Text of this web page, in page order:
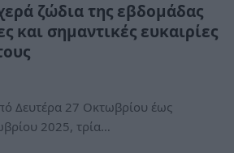
ζώδια της εβδομάδας
και σημαντικές ευκαιρίες
Δευτέρα 27 Οκτωβρίου έως
2025, τρία…